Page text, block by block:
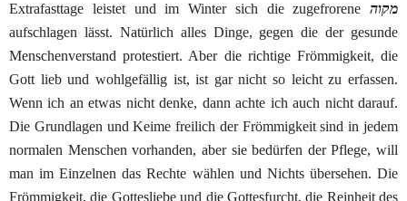
Extrafasttage leistet und im Winter sich die zugefrorene מקוה
aufschlagen lässt. Natürlich alles Dinge, gegen die der gesunde
Menschenverstand protestiert. Aber die richtige Frömmigkeit, die
Gott lieb und wohlgefälligist,ist gar nicht so leicht zu erfassen.
Wenn ich an etwas nichtdenke, dann achte ich auch nicht darauf.
Die Grundlagen und Keime freilich der Frömmigkeitsind in jedem
normalen Menschen vorhanden, aber siebedürfen der Pflege, will
man im Einzelnen das Rechte wählen und Nichts übersehen. Die
Frömmigkeit, die Gottesliebe und die Gottesfurcht,die Reinheit des